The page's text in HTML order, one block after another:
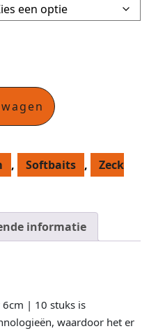
, Softbaits ,
Zeck
informatie
6cm | 10 stuks is
waardoor het er